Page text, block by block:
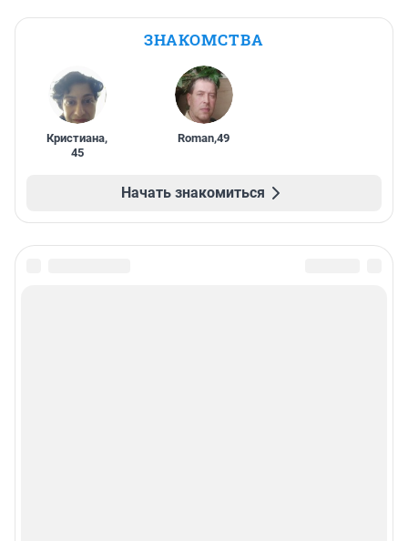
ЗНАКОМСТВА
Кристиана,
45
Roman,49
Начать знакомиться